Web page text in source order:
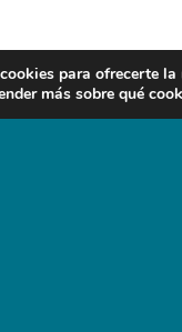
para ofrecerte
más sobre qué